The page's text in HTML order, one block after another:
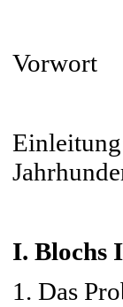
Vorwort
I. Blochs
1. Das